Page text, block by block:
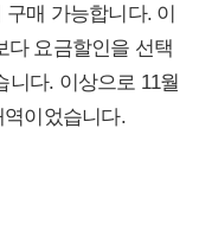
구매 가능합니다. 이
다 요금할인을 선택
니다. 이상으로 11월
이었습니다.